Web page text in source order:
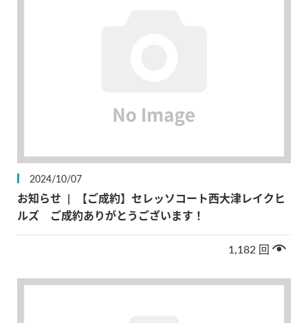
2024/10/07
お知らせ |
【ご成約】セレッソコート西大津レイクヒ
ルズ ご成約ありがとうございます！
1,182 回